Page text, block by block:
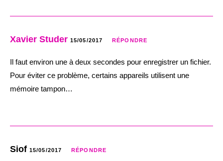
Xavier Studer 15/05/2017 RÉPONDRE
Il faut environ une à deux secondes pour enregistrer un fichier.
Pour éviter ce problème, certains appareils utilisent une
mémoire tampon…
Siof 15/05/2017 RÉPONDRE